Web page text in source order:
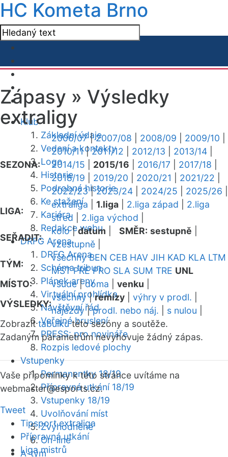
HC Kometa Brno
Klub
Základní údaje
Vedení a kontakty
Logo
Historie
Podrobná historie
Ke stažení
Kariéra
Redakce webu
DRFG Arena
DRFG Arena
Schéma tribun
Plánek areny
Virtuální prohlídka
Návštěvní řád
Veřejné bruslení
PRESS: pro novináře
Rozpis ledové plochy
Vstupenky
Permanentky 18/19
Přípravná utkání 18/19
Vstupenky 18/19
Uvolňování míst
Zvýhodněné
On-line
A-tým
Zápasy » Výsledky
extraligy
SEZONA:
2006/07|2007/08 2008/09 2009/10
2010/11|2011/12 2012/13 2013/14
2014/15
2015/16 2016/17 2017/18
2018/19
2019/20 2020/21 2021/22
2022/23|2023/24 2024/25 2025/26
LIGA:
extraliga 1.liga 2.liga západ
2.liga
střed
2.liga východ
SEŘADIT:
kolo|datum SMĚR: sestupně
vzestupně
TÝM:
všechny BEN CEB HAV JIH KAD KLA LTM
MST PRE PRO SLA SUM TRE UNL
MÍSTO:
všude|doma venku
VÝSLEDKY:
všechny|remízy výhry v prodl.
nájezdy|prodl. nebo náj. s nulou
Zobrazittabulkutéto sezóny a soutěže.
Zadaným parametrům nevyhovuje žádný zápas.
Vaše připomínky k této stránce uvítáme na
webmaster@esports.cz.
Tweet
Tipsport extraliga
Přípravná utkání
Liga mistrů